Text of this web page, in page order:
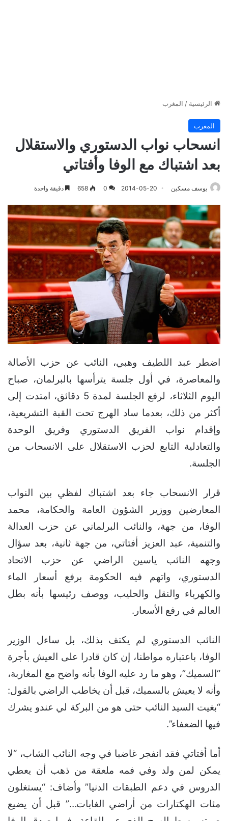
الرئيسية / المغرب
المغرب
انسحاب نواب الدستوري والاستقلال
بعد اشتباك مع الوفا وأفتاتي
يوسف مسكين 2014-05-20
0
658 دقيقة واحدة
اضطر عبد اللطيف وهبي، النائب عن حزب الأصالة
والمعاصرة، في أول جلسة يترأسها بالبرلمان، صباح
اليوم الثلاثاء، لرفع الجلسة لمدة 5 دقائق، امتدت إلى
أكثر من ذلك، بعدما ساد الهرج تحت القبة التشريعية،
وإقدام نواب الفريق الدستوري وفريق الوحدة
والتعادلية التابع لحزب الاستقلال على الانسحاب من
الجلسة.
قرار الانسحاب جاء بعد اشتباك لفظي بين النواب
المعارضين ووزير الشؤون العامة والحكامة، محمد
الوفا، من جهة، والنائب البرلماني عن حزب العدالة
والتنمية، عبد العزيز أفتاتي، من جهة ثانية، بعد سؤال
وجهه النائب ياسين الراضي عن حزب الاتحاد
الدستوري، واتهم فيه الحكومة برفع أسعار الماء
والكهرباء والنقل والحليب، ووصف رئيسها بأنه بطل
العالم في رفع الأسعار.
النائب الدستوري لم يكتف بذلك، بل ساءل الوزير
الوفا، باعتباره مواطنا، إن كان قادرا على العيش بأجرة
“السميك”، وهو ما رد عليه الوفا بأنه واضح مع المغاربة،
وأنه لا يعيش بالسميك، قبل أن يخاطب الراضي بالقول:
“بغيت السيد النائب حتى هو من البركة لي عندو يشرك
فيها الضعفاء”.
أما أفتاتي فقد انفجر غاضبا في وجه النائب الشاب، “لا
يمكن لمن ولد وفي فمه ملعقة من ذهب أن يعطي
الدروس في دعم الطبقات الدنيا” وأضاف: “يستغلون
مئات الهكتارات من أراضي الغابات…” قبل أن يضيع